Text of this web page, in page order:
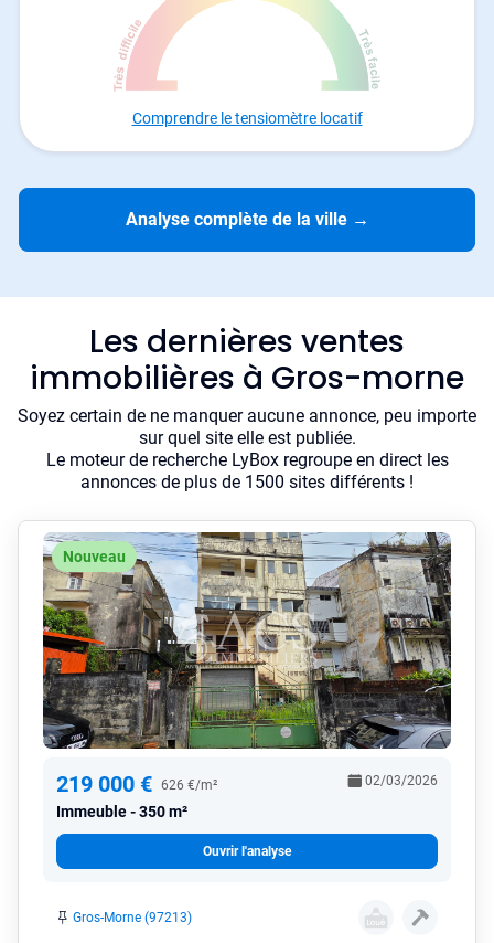
Comprendre le tensiomètre locatif
Analyse complète de la ville →
Les dernières ventes
immobilières à Gros-morne
Soyez certain de ne manquer aucune annonce, peu importe
sur quel site elle est publiée.
Le moteur de recherche LyBox regroupe en direct les
annonces de plus de 1500 sites différents !
Nouveau
219 000 € 626 €/m²
Immeuble 350 m²
02/03/2026
Ouvrir l'analyse
Gros-Morne (97213)